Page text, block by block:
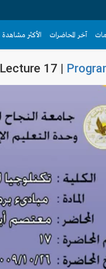
آخر المحاضرات الأكثر مشاهدة
Lecture 17 |